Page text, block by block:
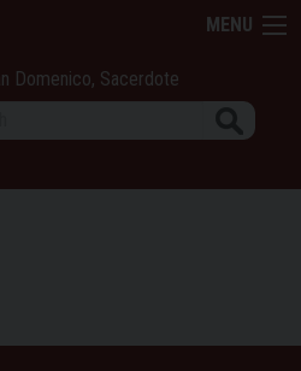
MENU
Domenico, Sacerdote